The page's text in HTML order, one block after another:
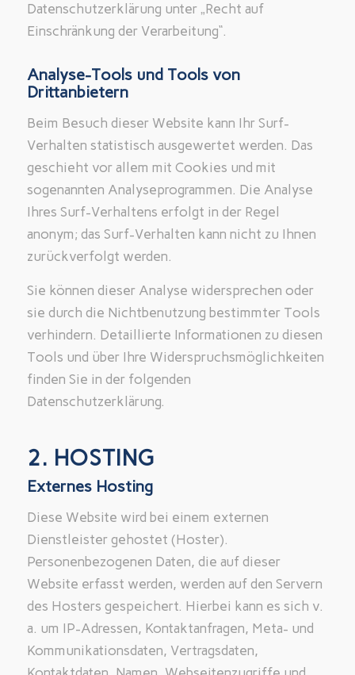
Datenschutzerklärung unter „Recht auf
Einschränkung der Verarbeitung“.
Analyse-Tools und Tools von
Drittanbietern
Beim Besuch dieser Website kann Ihr Surf-
Verhalten statistisch ausgewertet werden. Das
geschieht vor allem mit Cookies und mit
sogenannten Analyseprogrammen. Die Analyse
Ihres Surf-Verhaltens erfolgt in der Regel
anonym; das Surf-Verhalten kann nicht zu Ihnen
zurückverfolgt werden.
Sie können dieser Analyse widersprechen oder
sie durch die Nichtbenutzung bestimmter Tools
verhindern. Detaillierte Informationen zu diesen
Tools und über Ihre Widerspruchsmöglichkeiten
finden Sie in der folgenden
Datenschutzerklärung.
2. HOSTING
Externes Hosting
Diese Website wird bei einem externen
Dienstleister gehostet (Hoster).
Personenbezogenen Daten, die auf dieser
Website erfasst werden, werden auf den Servern
des Hosters gespeichert. Hierbei kann es sich v.
a. um IP-Adressen, Kontaktanfragen, Meta- und
Kommunikationsdaten, Vertragsdaten,